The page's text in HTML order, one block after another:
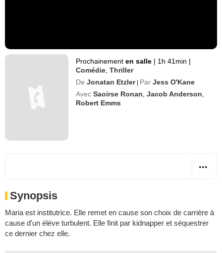
Prochainementen salle | 1h 41min |
Comédie ,Thriller
De Jonatan Etzler | Par Jess O'Kane
Avec Saoirse Ronan ,Jacob Anderson
Robert Emms
Synopsis
Maria est institutrice. Elle remet en cause son choix de carrière à
cause d'un élève turbulent. Elle finit par kidnapper et séquestrer
ce dernier chez elle.